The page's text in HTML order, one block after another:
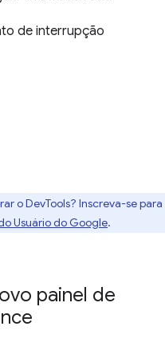
de interrupção
o DevTools? Inscreva-se para
Usuário do Google.
painel de